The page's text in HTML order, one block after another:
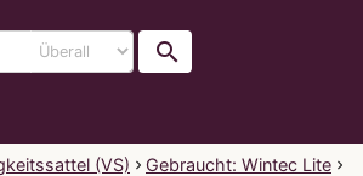
search
(VS)
Gebraucht: Wintec Lite